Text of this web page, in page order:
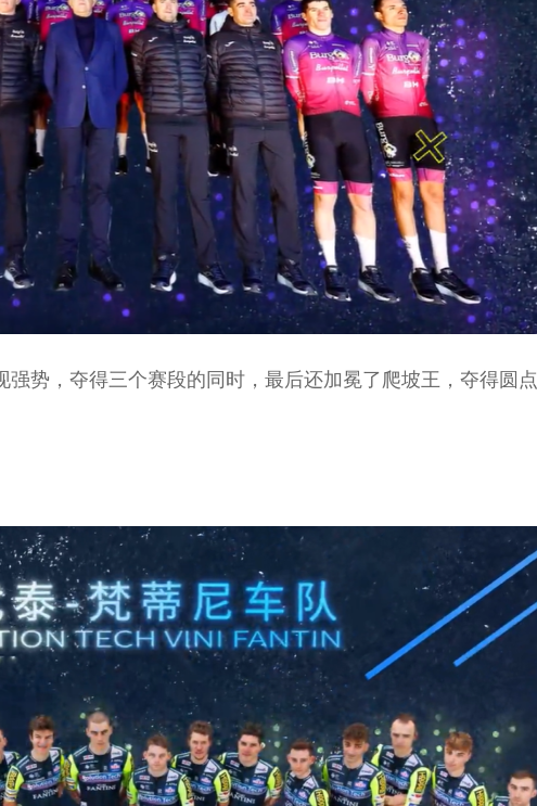
势，夺得三个赛段的同时，最后还加冕了爬坡王，夺得圆点